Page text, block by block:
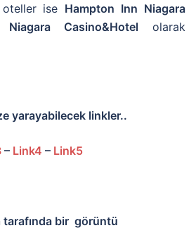
oteller ise Hampton Inn Niagara
Niagara Casino&Hotel olarak
yarayabilecek linkler..
– Link4 – Link5
tarafında bir görüntü